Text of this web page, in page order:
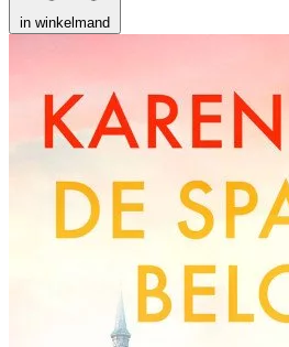
in winkelmand